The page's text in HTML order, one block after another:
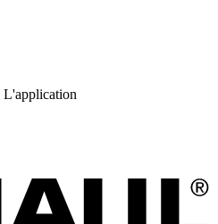
L'application